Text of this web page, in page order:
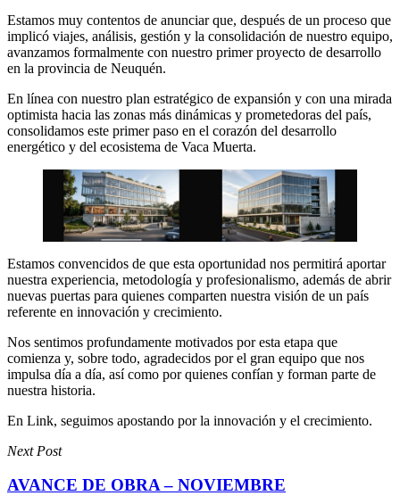
Estamos muy contentos de anunciar que, después de un proceso que
implicó viajes, análisis, gestión y la consolidación de nuestro equipo,
avanzamos formalmente con nuestro primer proyecto de desarrollo
en la provincia de Neuquén.
En línea con nuestro plan estratégico de expansión y con una mirada
optimista hacia las zonas más dinámicas y prometedoras del país,
consolidamos este primer paso en el corazón del desarrollo
energético y del ecosistema de Vaca Muerta.
Estamos convencidos de que esta oportunidad nos permitirá aportar
nuestra experiencia, metodología y profesionalismo, además de abrir
nuevas puertas para quienes comparten nuestra visión de un país
referente en innovación y crecimiento.
Nos sentimos profundamente motivados por esta etapa que
comienza y, sobre todo, agradecidos por el gran equipo que nos
impulsa día a día, así como por quienes confían y forman parte de
nuestra historia.
En Link, seguimos apostando por la innovación y el crecimiento.
Next Post
AVANCE DE OBRA – NOVIEMBRE